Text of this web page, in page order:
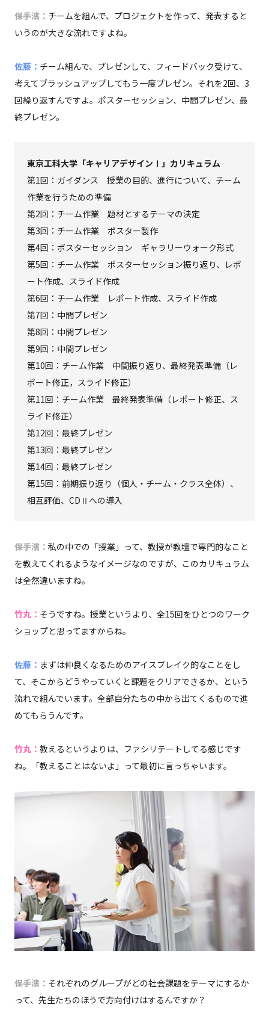
保手濱： チームを組んで、プロジェクトを作って、発表すると
いうのが大きな流れですよね。
佐藤： チーム組んで、プレゼンして、フィードバック受けて、
考えてブラッシュアップしてもう一度プレゼン。それを2回、3
回繰り返すんですよ。ポスターセッション、中間プレゼン、最
終プレゼン。
東京工科大学「キャリアデザインⅠ」カリキュラム
第1回：ガイダンス 授業の目的、進行について、チーム
作業を行うための準備
第2回：チーム作業 題材とするテーマの決定
第3回：チーム作業 ポスター製作
第4回：ポスターセッション ギャラリーウォーク形式
第5回：チーム作業 ポスターセッション振り返り、レポ
ート作成、スライド作成
第6回：チーム作業 レポート作成、スライド作成
第7回：中間プレゼン
第8回：中間プレゼン
第9回：中間プレゼン
第10回：チーム作業 中間振り返り、最終発表準備（レ
ポート修正，スライド修正）
第11回：チーム作業 最終発表準備（レポート修正、ス
ライド修正）
第12回：最終プレゼン
第13回：最終プレゼン
第14回：最終プレゼン
第15回：前期振り返り（個人・チーム・クラス全体）、
相互評価、CDⅡへの導入
保手濱： 私の中での「授業」って、教授が教壇で専門的なこと
を教えてくれるようなイメージなのですが、このカリキュラム
は全然違いますね。
竹丸： そうですね。授業というより、全15回をひとつのワーク
ショップと思ってますからね。
佐藤： まずは仲良くなるためのアイスブレイク的なことをし
て、そこからどうやっていくと課題をクリアできるか、という
流れで組んでいます。全部自分たちの中から出てくるもので進
めてもらうんです。
竹丸： 教えるというよりは、ファシリテートしてる感じです
ね。「教えることはないよ」って最初に言っちゃいます。
保手濱： それぞれのグループがどの社会課題をテーマにするか
って、先生たちのほうで方向付けはするんですか？